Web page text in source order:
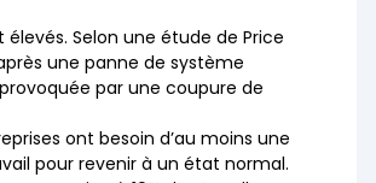
élevés. Selon une étude de Price
une panne de système
par une coupure de
ont besoin d’au moins une
pour revenir à un état normal.